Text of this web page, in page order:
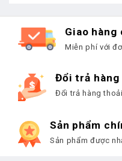
Giao hàng
Miễn phí với
Đổi trả hàng
Đổi trả hàng
Sản phẩm
Sản phẩm được